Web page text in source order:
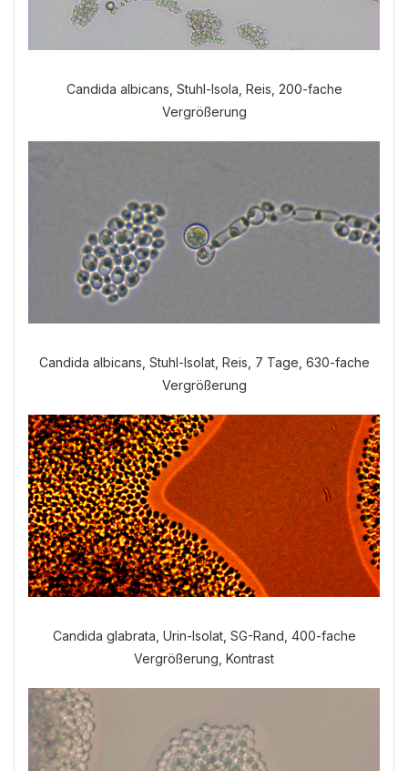
Candida albicans, Stuhl-Isola, Reis, 200-fache
Vergrößerung
Candida albicans, Stuhl-Isolat, Reis, 7 Tage, 630-fache
Vergrößerung
Candida glabrata, Urin-Isolat, SG-Rand, 400-fache
Vergrößerung, Kontrast
Welche Anamnese möchten Sie
durchführen?
VERDAUUNGSANAMNESE
NORMALE ANAMNESE